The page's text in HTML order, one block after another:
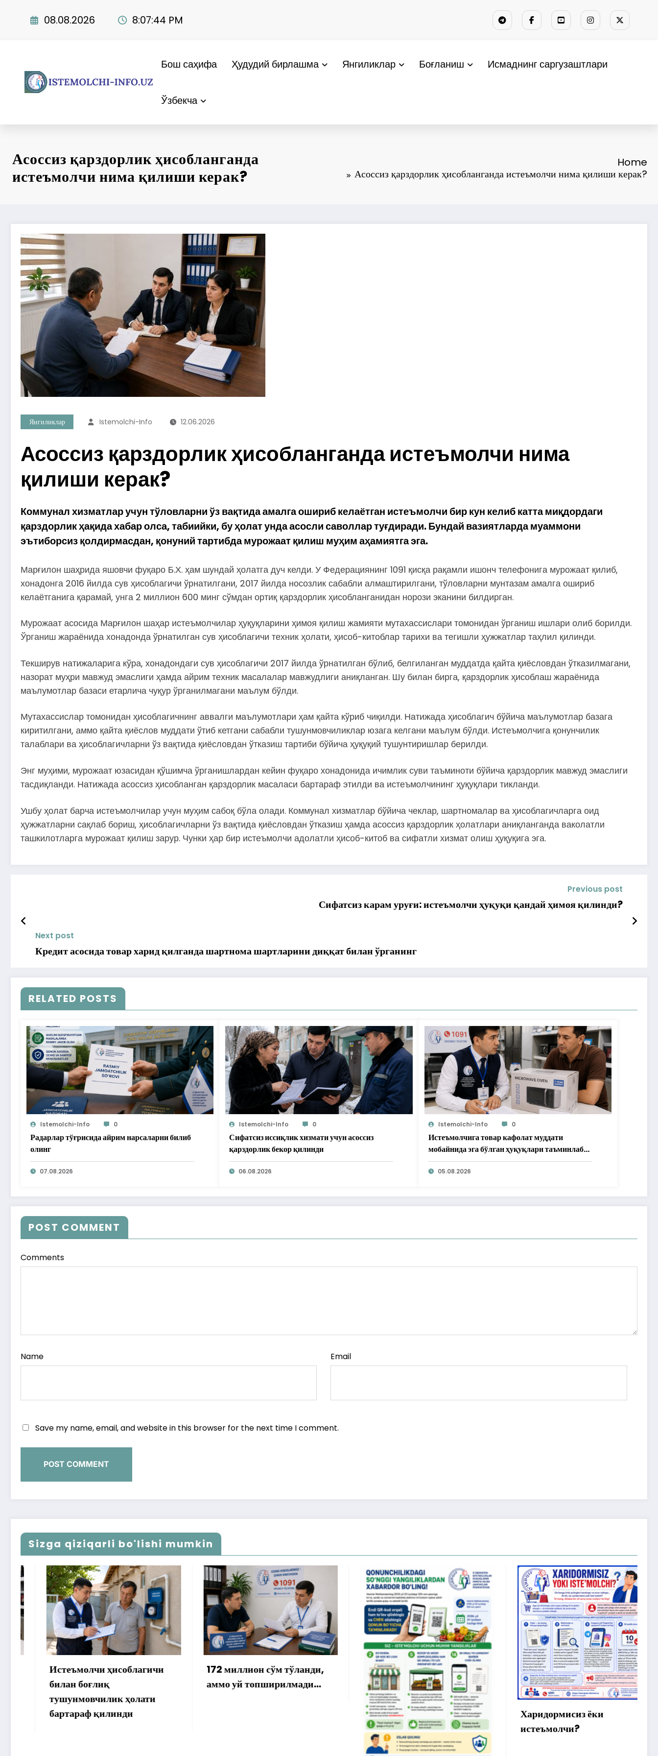
08.08.2026 8:07:45 PM
Бош саҳифа Ҳудудий бирлашма Янгиликлар Боғланиш Исмаднинг саргузаштлари
Ўзбекча
Асоссиз қарздорлик ҳисобланганда
истеъмолчи нима қилиши керак?
Home
Асоссиз қарздорлик ҳисобланганда истеъмолчи нима қилиши керак?
Янгиликлар Istemolchi-Info 12.06.2026
Асоссиз қарздорлик ҳисобланганда истеъмолчи нима
қилиши керак?
Коммунал хизматлар учун тўловларни ўз вақтида амалга ошириб келаётган истеъмолчи бир кун келиб катта миқдордаги
қарздорлик ҳақида хабар олса, табиийки, бу ҳолат унда асосли саволлар туғдиради. Бундай вазиятларда муаммони
эътиборсиз қолдирмасдан, қонуний тартибда мурожаат қилиш муҳим аҳамиятга эга.
Марғилон шаҳрида яшовчи фуқаро Б.Х. ҳам шундай ҳолатга дуч келди. У Федерациянинг 1091 қисқа рақамли ишонч телефонига мурожаат қилиб,
хонадонга 2016 йилда сув ҳисоблагичи ўрнатилгани, 2017 йилда носозлик сабабли алмаштирилгани, тўловларни мунтазам амалга ошириб
келаётганига қарамай, унга 2 миллион 600 минг сўмдан ортиқ қарздорлик ҳисобланганидан норози эканини билдирган.
Мурожаат асосида Марғилон шаҳар истеъмолчилар ҳуқуқларини ҳимоя қилиш жамияти мутахассислари томонидан ўрганиш ишлари олиб борилди.
Ўрганиш жараёнида хонадонда ўрнатилган сув ҳисоблагичи техник ҳолати, ҳисоб-китоблар тарихи ва тегишли ҳужжатлар таҳлил қилинди.
Текширув натижаларига кўра, хонадондаги сув ҳисоблагичи 2017 йилда ўрнатилган бўлиб, белгиланган муддатда қайта қиёсловдан ўтказилмагани,
назорат муҳри мавжуд эмаслиги ҳамда айрим техник масалалар мавжудлиги аниқланган. Шу билан бирга, қарздорлик ҳисоблаш жараёнида
маълумотлар базаси етарлича чуқур ўрганилмагани маълум бўлди.
Мутахассислар томонидан ҳисоблагичнинг аввалги маълумотлари ҳам қайта кўриб чиқилди. Натижада ҳисоблагич бўйича маълумотлар базага
киритилгани, аммо қайта қиёслов муддати ўтиб кетгани сабабли тушунмовчиликлар юзага келгани маълум бўлди. Истеъмолчига қонунчилик
талаблари ва ҳисоблагичларни ўз вақтида қиёсловдан ўтказиш тартиби бўйича ҳуқуқий тушунтиришлар берилди.
Энг муҳими, мурожаат юзасидан қўшимча ўрганишлардан кейин фуқаро хонадонида ичимлик суви таъминоти бўйича қарздорлик мавжуд эмаслиги
тасдиқланди. Натижада асоссиз ҳисобланган қарздорлик масаласи бартараф этилди ва истеъмолчининг ҳуқуқлари тикланди.
Ушбу ҳолат барча истеъмолчилар учун муҳим сабоқ бўла олади. Коммунал хизматлар бўйича чеклар, шартномалар ва ҳисоблагичларга оид
ҳужжатларни сақлаб бориш, ҳисоблагичларни ўз вақтида қиёсловдан ўтказиш ҳамда асоссиз қарздорлик ҳолатлари аниқланганда ваколатли
ташкилотларга мурожаат қилиш зарур. Чунки ҳар бир истеъмолчи адолатли ҳисоб-китоб ва сифатли хизмат олиш ҳуқуқига эга.
Previous post
Сифатсиз карам уруғи: истеъмолчи ҳуқуқи қандай ҳимоя қилинди?
Next post
Кредит асосида товар харид қилганда шартнома шартларини диққат билан ўрганинг
RELATED POSTS
Istemolchi-Info 0
Радарлар тўғрисида айрим нарсаларни билиб
олинг
07.08.2026
Istemolchi-Info 0
Сифатсиз иссиқлик хизмати учун асоссиз
қарздорлик бекор қилинди
06.08.2026
Istemolchi-Info 0
Истеъмолчига товар кафолат муддати
мобайнида эга бўлган ҳуқуқлари таъминлаб
берилди
05.08.2026
POST COMMENT
Comments
Name Email
Save my name, email, and website in this browser for the next time I comment.
Sizga qiziqarli bo'lishi mumkin
Истеъмолчи ҳисоблагичи
билан боғлиқ
тушунмовчилик ҳолати
бартараф қилинди
172 миллион сўм тўланди,
аммо уй топширилмади…
Харидормисиз ёки
истеъмолчи?